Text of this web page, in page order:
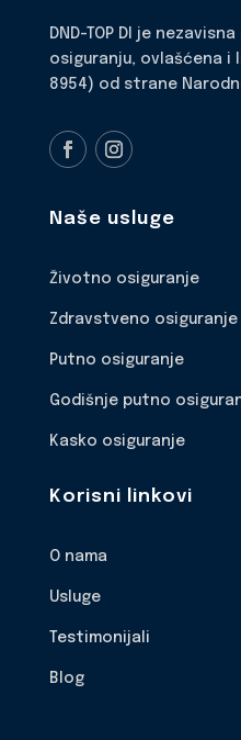
DND-TOP DI je
osiguranju, ovlašćena i
8954) od strane
Naše usluge
Životno osiguranje
Zdravstveno osiguranje
Putno osiguranje
Godišnje putno
Kasko osiguranje
Korisni linkovi
O nama
Usluge
Testimonijali
Blog